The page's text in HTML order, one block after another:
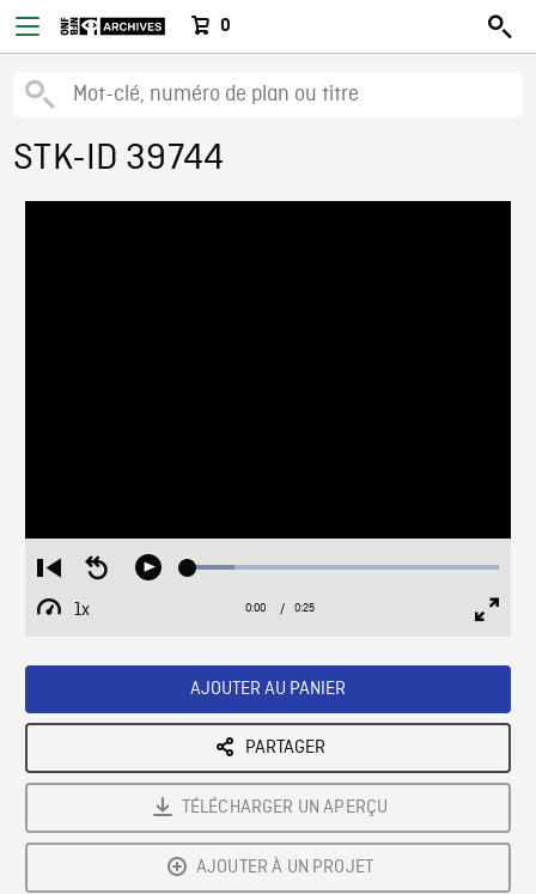
0
STK-ID 39744
Restart
from
beginning
Seek
Play Loaded:
1x
Playback
Current
0:00 / Duration
0:25
AJOUTER AU PANIER
PARTAGER
TÉLÉCHARGER UN APERÇU
AJOUTER À UN PROJET